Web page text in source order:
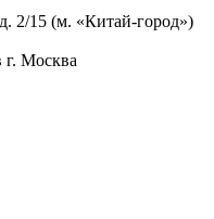
2/15 (м. «Китай-город»)
Москва